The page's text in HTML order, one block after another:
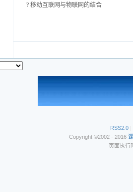
? 移动互联网与物联网的结合
RSS2.0 |
Copyright ©2002 - 2016
页面执行